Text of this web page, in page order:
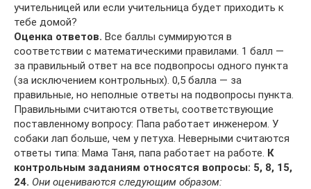
учительницей или если учительница будет приходить к
тебе домой?
Оценка ответов. Все баллы суммируются в
соответствии с математическими правилами. 1 балл —
за правильный ответ на все подвопросы одного пункта
(за исключением контрольных). 0,5 балла — за
правильные, но неполные ответы на подвопросы пункта.
Правильными считаются ответы, соответствующие
поставленному вопросу: Папа работает инженером. У
собаки лап больше, чем у петуха. Неверными считаются
ответы типа: Мама Таня, папа работает на работе. К
контрольным заданиям относятся вопросы: 5, 8, 15,
24. Они оцениваются следующим образом: